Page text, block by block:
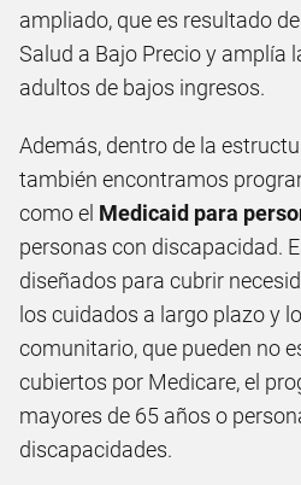
ampliado, que es resultado
Salud a Bajo Precio y amplía
adultos de bajos ingresos.
Además, dentro de la
también encontramos
como el Medicaid para
personas con discapacidad.
diseñados para cubrir
los cuidados a largo plazo y
comunitario, que pueden no
cubiertos por Medicare, el
mayores de 65 años o
discapacidades.